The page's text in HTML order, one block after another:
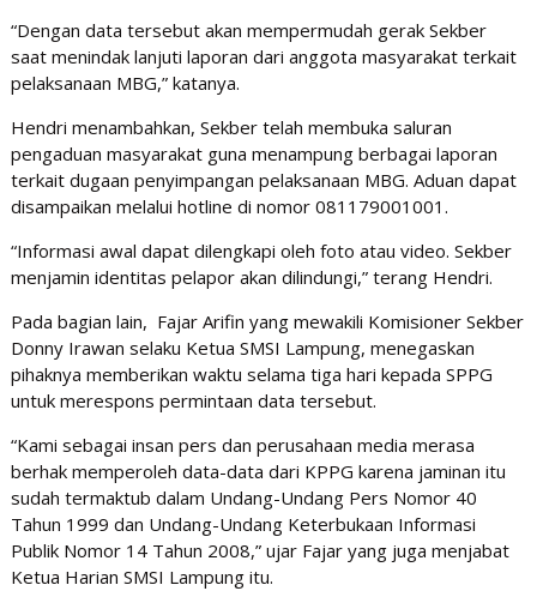
“Dengan data tersebut akan mempermudah gerak Sekber
saat menindak lanjuti laporan dari anggota masyarakat terkait
pelaksanaan MBG,” katanya.
Hendri menambahkan, Sekber telah membuka saluran
pengaduan masyarakat guna menampung berbagai laporan
terkait dugaan penyimpangan pelaksanaan MBG. Aduan dapat
disampaikan melalui hotline di nomor 081179001001.
“Informasi awal dapat dilengkapi oleh foto atau video. Sekber
menjamin identitas pelapor akan dilindungi,” terang Hendri.
Pada bagian lain, Fajar Arifin yang mewakili Komisioner Sekber
Donny Irawan selaku Ketua SMSI Lampung, menegaskan
pihaknya memberikan waktu selama tiga hari kepada SPPG
untuk merespons permintaan data tersebut.
“Kami sebagai insan pers dan perusahaan media merasa
berhak memperoleh data-data dari KPPG karena jaminan itu
sudah termaktub dalam Undang-Undang Pers Nomor 40
Tahun 1999 dan Undang-Undang Keterbukaan Informasi
Publik Nomor 14 Tahun 2008,” ujar Fajar yang juga menjabat
Ketua Harian SMSI Lampung itu.